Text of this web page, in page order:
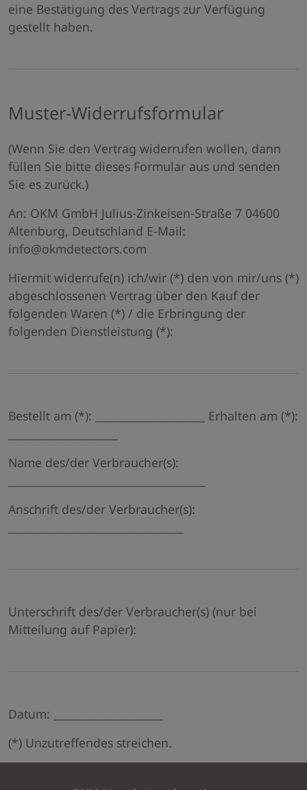
eine Bestätigung des Vertrags zur Verfügung
gestellt haben.
Muster-Widerrufsformular
(Wenn Sie den Vertrag widerrufen wollen, dann
füllen Sie bitte dieses Formular aus und senden
Sie es zurück.)
An: OKM GmbH Julius-Zinkeisen-Straße 7 04600
Altenburg, Deutschland E-Mail:
info@okmdetectors.com
Hiermit widerrufe(n) ich/wir (*) den von mir/uns (*)
abgeschlossenen Vertrag über den Kauf der
folgenden Waren (*) / die Erbringung der
folgenden Dienstleistung (*):
Bestellt am (*): ____________________ Erhalten am (*):
Name des/der Verbraucher(s):
Anschrift des/der Verbraucher(s):
Unterschrift des/der Verbraucher(s) (nur bei
Mitteilung auf Papier):
Datum: ____________________
(*) Unzutreffendes streichen.